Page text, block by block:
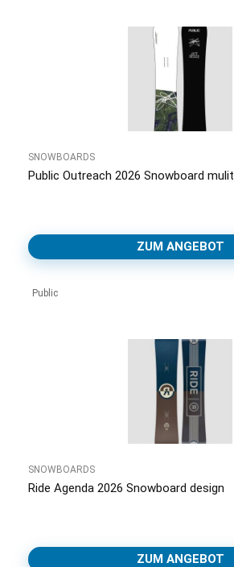
SNOWBOARDS
Public Outreach 2026 Snowboard mulit
ZUM ANGEBOT
Public
SNOWBOARDS
Ride Agenda 2026 Snowboard design
ZUM ANGEBOT